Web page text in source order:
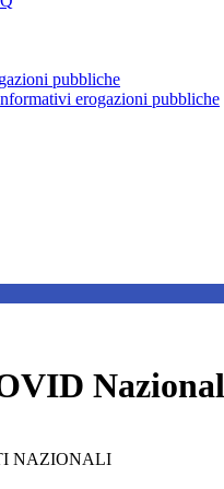
pubbliche
erogazioni pubbliche
NAZIONALI